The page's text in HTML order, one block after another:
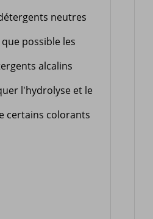
neutres
possible les
alcalins
l'hydrolyse et le
certains colorants